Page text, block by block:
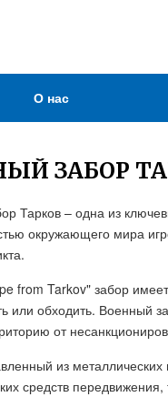
О нас
ЗАБОР
Тарков – одна из
окружающего мира
from Tarkov" забор
или обходить. Военный
от
из
средств передвижения,